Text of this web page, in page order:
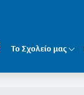
Το Σχολείο μας